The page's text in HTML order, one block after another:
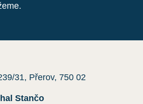
31, Přerov, 750 02
Stančo